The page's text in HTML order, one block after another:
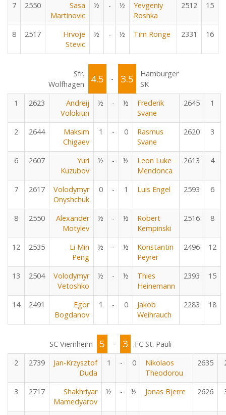
7 2550
Sasa
Martinovic
½ - ½
Yevgeniy
Roshka
2512 15
8 2517
Hrvoje
Stevic
½ - ½ Tim Ronge 2331 16
Sfr.
Wolfhagen
4.5 - 3.5
Hamburger
SK
1
2623
Andreij
Volokitin
½ - ½
Frederik
Svane
2645 1
2 2644
Maksim
Chigaev
1 - 0
Rasmus
Svane
2620 3
6 2607
Yuri
Kuzubov
½ - ½
Leon Luke
Mendonca
2613 4
7 2617
Volodymyr
Onyshchuk
0 - 1 Luis Engel 2593 6
8 2550
Alexander
Motylev
½ - ½
Robert
Kempinski
2516 8
12 2535
Li Min
Peng
½ - ½
Konstantin
Peyrer
2496 12
13 2504
Volodymyr
Vetoshko
½ - ½
Thies
Heinemann
2393 15
14 2491
Egor
Bogdanov
1 - 0
Jakob
Weihrauch
2283 18
SC Viernheim 5 - 3
FC St. Pauli
2
2739
Jan-Krzysztof
Duda
1 - 0
Nikolaos
Theodorou
2635
3 2717
Shakhriyar
Mamedyarov
½ - ½ Jonas Bjerre 2626